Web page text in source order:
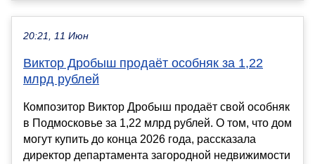
20:21, 11 Июн
Виктор Дробыш продаёт особняк за 1,22
млрд рублей
Композитор Виктор Дробыш продаёт свой особняк
в Подмосковье за 1,22 млрд рублей. О том, что дом
могут купить до конца 2026 года, рассказала
директор департамента загородной недвижимости